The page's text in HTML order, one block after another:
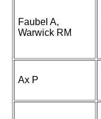
Faubel A,
Warwick RM
Ax P